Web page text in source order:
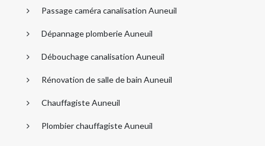
Passage caméra canalisation Auneuil
Dépannage plomberie Auneuil
Débouchage canalisation Auneuil
Rénovation de salle de bain Auneuil
Chauffagiste Auneuil
Plombier chauffagiste Auneuil